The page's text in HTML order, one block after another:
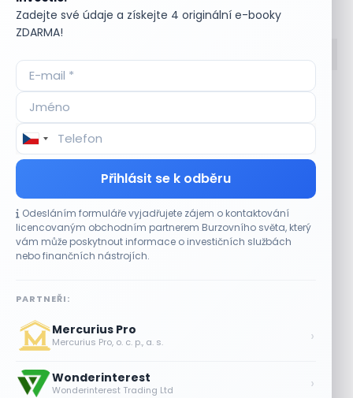
Zadejte své údaje a získejte 4 originální e-booky
ZDARMA!
Přihlásit se k odběru
Odesláním formuláře vyjadřujete zájem o kontaktování
licencovaným obchodním partnerem Burzovního světa, který
vám může poskytnout informace o investičních službách
nebo finančních nástrojích.
PARTNEŘI:
Mercurius Pro
Mercurius Pro, o. c. p., a. s. ›
Wonderinterest
Wonderinterest Trading Ltd ›
Bullionářův slovníček
Accumulate
ADR (Americké
depozitní certifikáty)
Advokátní úschova
Akcie
Akcie kmenová
Akcie na doručitele
Akcie prioritní
Akciové riziko (Risk On
Shares)
Akvizice
Alikvotní úrokový výnos
(AUV)
Alokace
Alokace (IPO)
Alokační efektivnost
Komoditní trhy
Kontinuální režim
Korporátní dluhopisy
Kotace
Kotovaná měna
Krátká pozice
Krátká pozice (short
selling)
Kurzotvorný obchod